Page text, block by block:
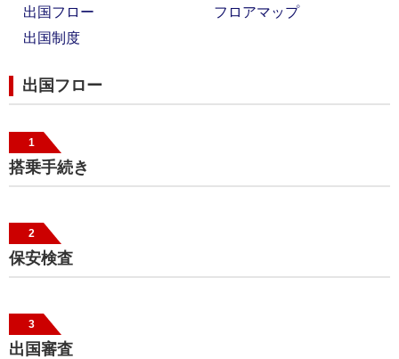
出国フロー
フロアマップ
出国制度
出国フロー
1
搭乗手続き
2
保安検査
3
出国審査